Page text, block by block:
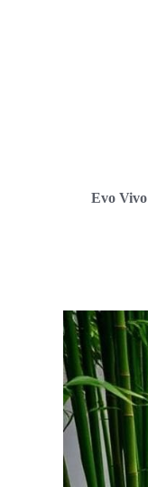
Evo Vivo